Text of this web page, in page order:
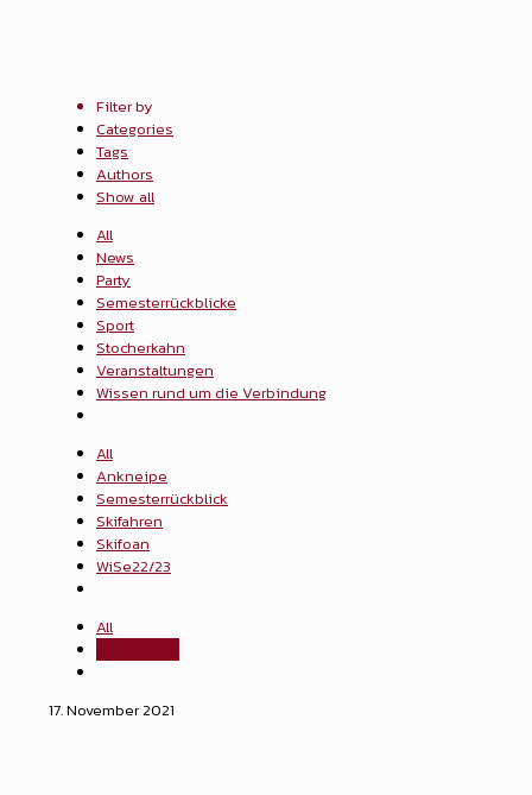
Filter by
Categories
Tags
Authors
Show all
All
News
Party
Semesterrückblicke
Sport
Stocherkahn
Veranstaltungen
Wissen rund um die Verbindung
All
Ankneipe
Semesterrückblick
Skifahren
Skifoan
WiSe22/23
All
17. November 2021